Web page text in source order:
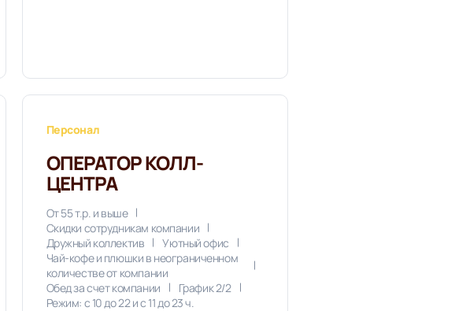
Персонал
ОПЕРАТОР КОЛЛ-
ЦЕНТРА
От 55 т.р. и выше
Скидки сотрудникам компании
Дружный коллектив
Уютный офис
Чай-кофе и плюшки в неограниченном
количестве от компании
Обед за счет компании
График 2/2
Режим: с 10 до 22 и с 11 до 23 ч.